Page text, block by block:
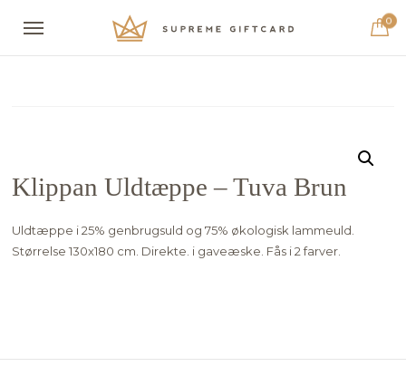
0
Klippan Uldtæppe – Tuva Brun
Uldtæppe i 25% genbrugsuld og 75% økologisk lammeuld.
Størrelse 130x180 cm. Direkte. i gaveæske. Fås i 2 farver.